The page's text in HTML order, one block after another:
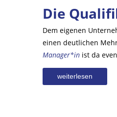
Die
Dem eigenen
einen deutlichen
Manager*in ist da
weiterlesen